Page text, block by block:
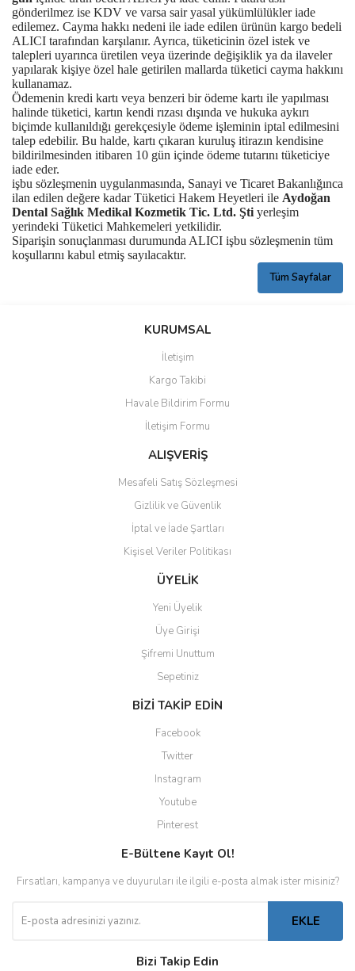
gönderilmez ise KDV ve varsa sair yasal yükümlülükler iade
edilemez. Cayma hakkı nedeni ile iade edilen ürünün kargo bedeli
ALICI tarafından karşılanır. Ayrıca, tüketicinin özel istek ve
talepleri uyarınca üretilen veya üzerinde değişiklik ya da ilaveler
yapılarak kişiye özel hale getirilen mallarda tüketici cayma hakkını
kullanamaz.
Ödemenin kredi kartı veya benzeri bir ödeme kartı ile yapılması
halinde tüketici, kartın kendi rızası dışında ve hukuka aykırı
biçimde kullanıldığı gerekçesiyle ödeme işleminin iptal edilmesini
talep edebilir. Bu halde, kartı çıkaran kuruluş itirazın kendisine
bildirilmesinden itibaren 10 gün içinde ödeme tutarını tüketiciye
iade eder.
işbu sözleşmenin uygulanmasında, Sanayi ve Ticaret Bakanlığınca
ilan edilen değere kadar Tüketici Hakem Heyetleri ile Aydoğan
Dental Sağlık Medikal Kozmetik Tic. Ltd. Şti yerleşim
yerindeki Tüketici Mahkemeleri yetkilidir.
Siparişin sonuçlanması durumunda ALICI işbu sözleşmenin tüm
koşullarını kabul etmiş sayılacaktır.
Tüm Sayfalar
KURUMSAL
İletişim
Kargo Takibi
Havale Bildirim Formu
İletişim Formu
ALIŞVERİŞ
Mesafeli Satış Sözleşmesi
Gizlilik ve Güvenlik
İptal ve İade Şartları
Kişisel Veriler Politikası
ÜYELİK
Yeni Üyelik
Üye Girişi
Şifremi Unuttum
Sepetiniz
BİZİ TAKİP EDİN
Facebook
Twitter
Instagram
Youtube
Pinterest
E-Bültene Kayıt Ol!
Fırsatları, kampanya ve duyuruları ile ilgili e-posta almak ister misiniz?
EKLE
Bizi Takip Edin